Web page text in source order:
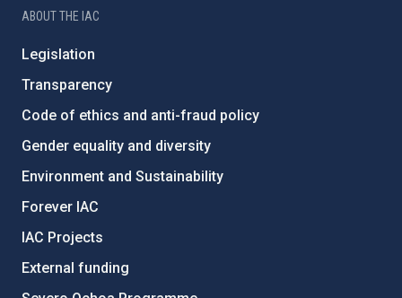
ABOUT THE IAC
Legislation
Transparency
Code of ethics and anti-fraud policy
Gender equality and diversity
Environment and Sustainability
Forever IAC
IAC Projects
External funding